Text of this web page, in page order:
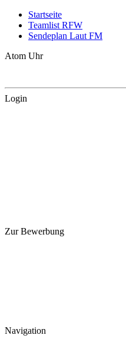
Startseite
Teamlist RFW
Sendeplan Laut FM
Atom Uhr
Login
Zur Bewerbung
Navigation